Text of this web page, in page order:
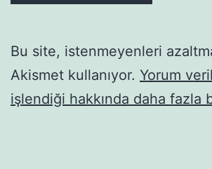
Bu site, istenmeyenleri
Akismet kullanıyor. Yorum
işlendiği hakkında daha fazla